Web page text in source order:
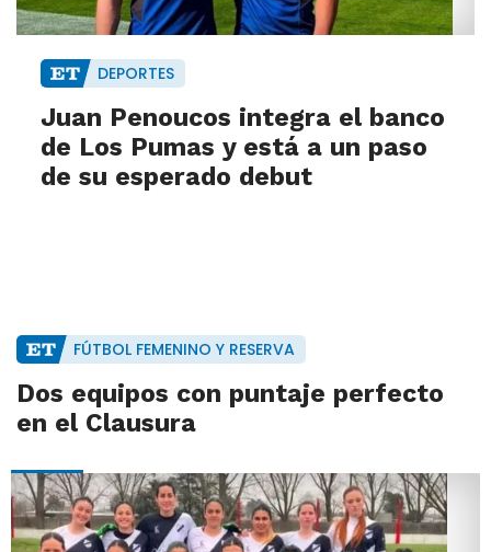
DEPORTES
Juan Penoucos integra el banco
de Los Pumas y está a un paso
de su esperado debut
FÚTBOL FEMENINO Y RESERVA
Dos equipos con puntaje perfecto
en el Clausura